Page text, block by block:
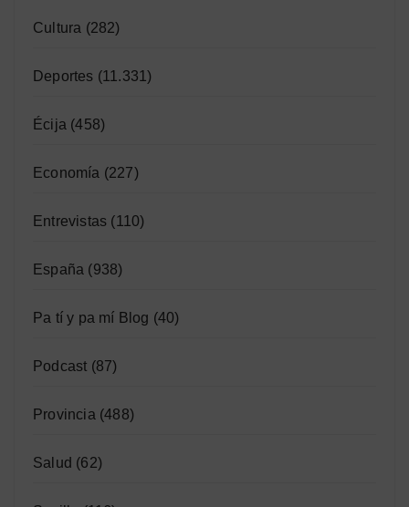
Cultura (282)
Deportes (11.331)
Écija (458)
Economía (227)
Entrevistas (110)
España (938)
Pa tí y pa mí Blog (40)
Podcast (87)
Provincia (488)
Salud (62)